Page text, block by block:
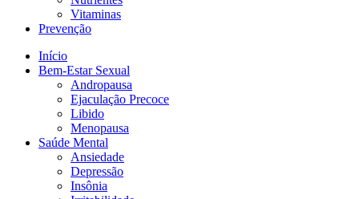
Vitaminas
Prevenção
Início
Bem-Estar Sexual
Andropausa
Ejaculação Precoce
Libido
Menopausa
Saúde Mental
Ansiedade
Depressão
Insônia